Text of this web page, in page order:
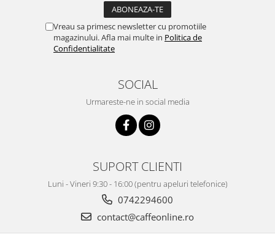
Vreau sa primesc newsletter cu promotiile
magazinului. Afla mai multe in Politica de
Confidentialitate
SOCIAL
Urmareste-ne in social media
SUPORT CLIENTI
Luni - Vineri 9:30 - 16:00 (pentru apeluri telefonice)
0742294600
contact@caffeonline.ro